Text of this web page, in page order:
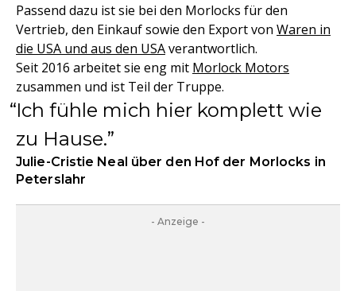
Passend dazu ist sie bei den Morlocks für den
Vertrieb, den Einkauf sowie den Export von Waren in
die USA und aus den USAverantwortlich.
Seit 2016 arbeitet sie eng mit Morlock Motors
zusammen und ist Teil der Truppe.
Ich fühle mich hier komplett wie
zu Hause.
Julie-Cristie Neal über den Hof der Morlocks in
Peterslahr
- Anzeige -